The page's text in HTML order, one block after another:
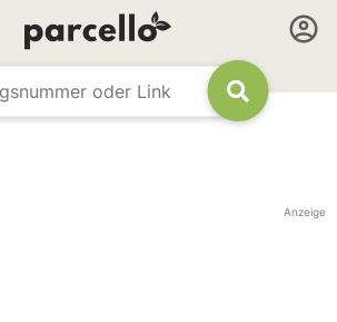
Anzeige